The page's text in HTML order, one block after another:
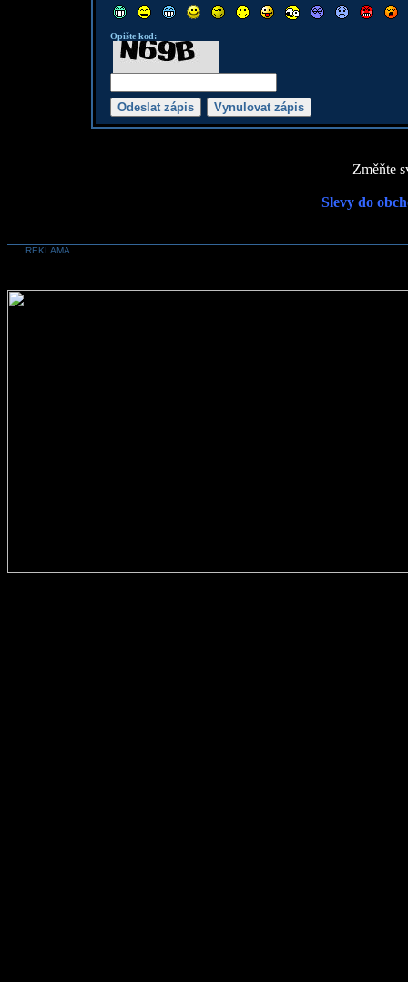
Opište kod:
Změňte
Slevy do
REKLAMA